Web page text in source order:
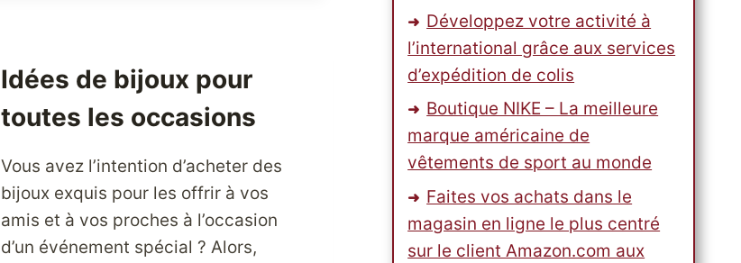
DE
QUALITÉ
LE
PREMIER
SITE
DE
VENTE
Idées de bijoux pour
toutes les occasions
Vous avez l’intention d’acheter des
bijoux exquis pour les offrir à vos
amis et à vos proches à l’occasion
d’un événement spécial ? Alors,
Développez votre activité à
l’international grâce aux services
d’expédition de colis
Boutique NIKE – La meilleure
marque américaine de
vêtements de sport au monde
Faites vos achats dans le
magasin en ligne le plus centré
sur le client Amazon.com aux